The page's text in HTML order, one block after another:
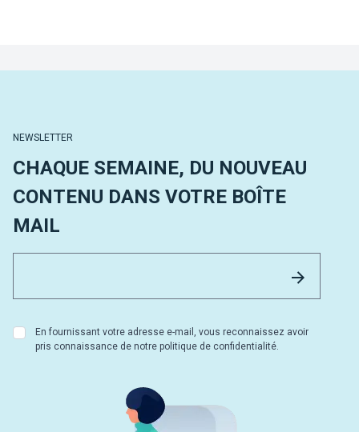
NEWSLETTER
CHAQUE SEMAINE, DU NOUVEAU
CONTENU DANS VOTRE BOÎTE
MAIL
En fournissant votre adresse e-mail, vous reconnaissez avoir
pris connaissance de notre politique de confidentialité.